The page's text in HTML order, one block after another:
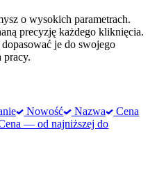
o wysokich parametrach.
precyzję każdego kliknięcia.
je do swojego
pracy.
Nowość Nazwa
Cena
— od najniższej do